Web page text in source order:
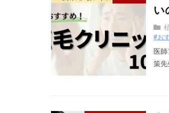
い
#お
医
策先